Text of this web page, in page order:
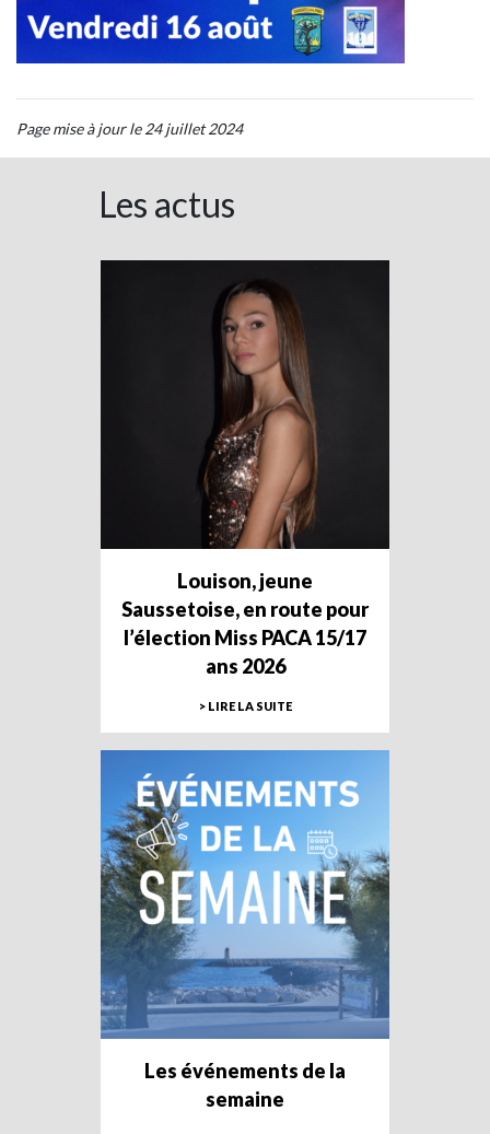
Page mise à jour le 24 juillet 2024
Les actus
Louison, jeune
Saussetoise, en route pour
l’élection Miss PACA 15/17
ans 2026
> LIRE LA SUITE
Les événements de la
semaine